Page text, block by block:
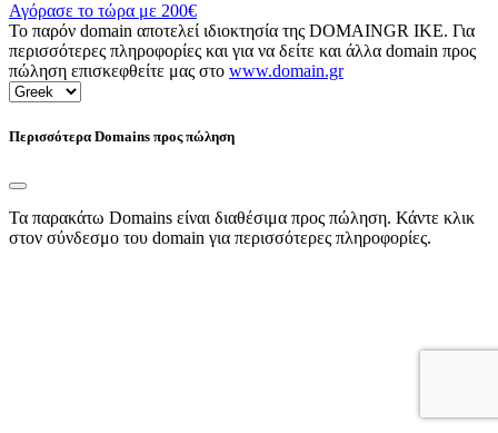
Αγόρασε το τώρα με 200€
Το παρόν domain αποτελεί ιδιοκτησία της DOMAINGR ΙΚΕ. Για
περισσότερες πληροφορίες και για να δείτε και άλλα domain προς
πώληση επισκεφθείτε μας στο www.domain.gr
Περισσότερα Domains προς πώληση
Τα παρακάτω Domains είναι διαθέσιμα προς πώληση. Κάντε κλικ
στον σύνδεσμο του domain για περισσότερες πληροφορίες.